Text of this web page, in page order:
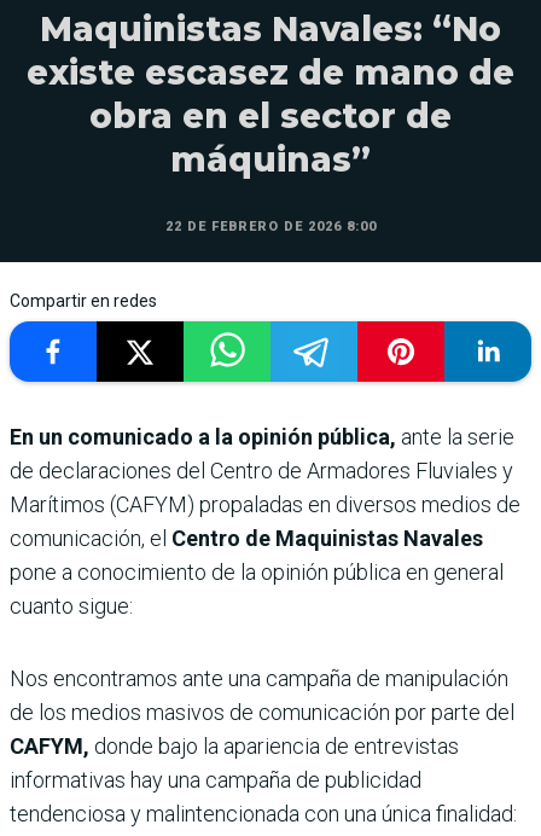
Maquinistas Navales: “No
existe escasez de mano de
obra en el sector de
máquinas”
22 DE FEBRERO DE 2026 8:00
Compartir en redes
En un comunicado a la opinión pública, ante la serie
de declaraciones del Centro de Armadores Fluviales y
Marítimos (CAFYM) propaladas en diversos medios de
comunicación, el Centro de Maquinistas Navales
pone a conocimiento de la opinión pública en general
cuanto sigue:
Nos encontramos ante una campaña de manipulación
de los medios masivos de comunicación por parte del
CAFYM, donde bajo la apariencia de entrevistas
informativas hay una campaña de publicidad
tendenciosa y malintencionada con una única finalidad: